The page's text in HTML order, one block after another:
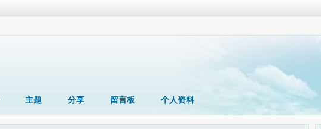
主题 分享 留言板 个人资料